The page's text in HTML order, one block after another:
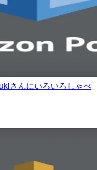
さんにいろいろしゃべ